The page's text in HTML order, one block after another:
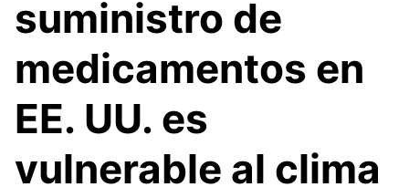
suministro de
medicamentos en
EE. UU. es
vulnerable al clima